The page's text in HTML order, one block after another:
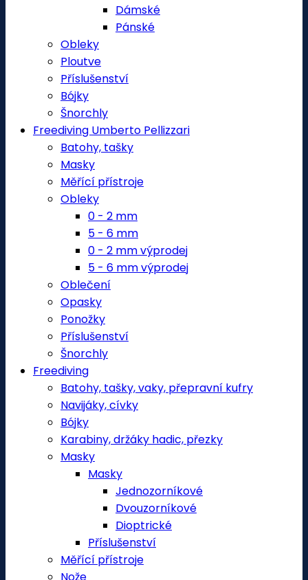
Dámské
Pánské
Obleky
Ploutve
Příslušenství
Bójky
Šnorchly
Freediving Umberto Pellizzari
Batohy, tašky
Masky
Měřící přístroje
Obleky
0 - 2 mm
5 - 6 mm
0 - 2 mm výprodej
5 - 6 mm výprodej
Oblečení
Opasky
Ponožky
Příslušenství
Šnorchly
Freediving
Batohy, tašky, vaky, přepravní kufry
Navijáky, cívky
Bójky
Karabiny, držáky hadic, přezky
Masky
Masky
Jednozorníkové
Dvouzorníkové
Dioptrické
Příslušenství
Měřící přístroje
Nože